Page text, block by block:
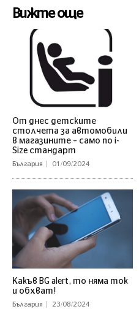
Вижте още
От днес детските
столчета за автомобили
в магазините – само по i-
Size стандарт
България 01/09/2024
Какъв BG alert, то няма ток
и обхват!
България 23/08/2024